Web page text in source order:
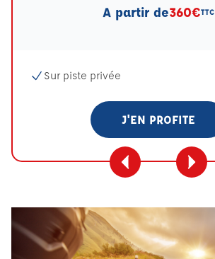
A partir de360€TTC
Sur piste privée
J'EN PROFITE